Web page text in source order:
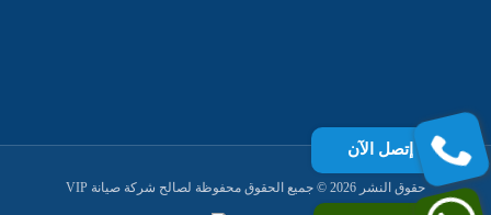
حقوق النشر 2026 © جميع الحقوق محفوظة لصالح شركة صيانة VIP
إتصل الآن